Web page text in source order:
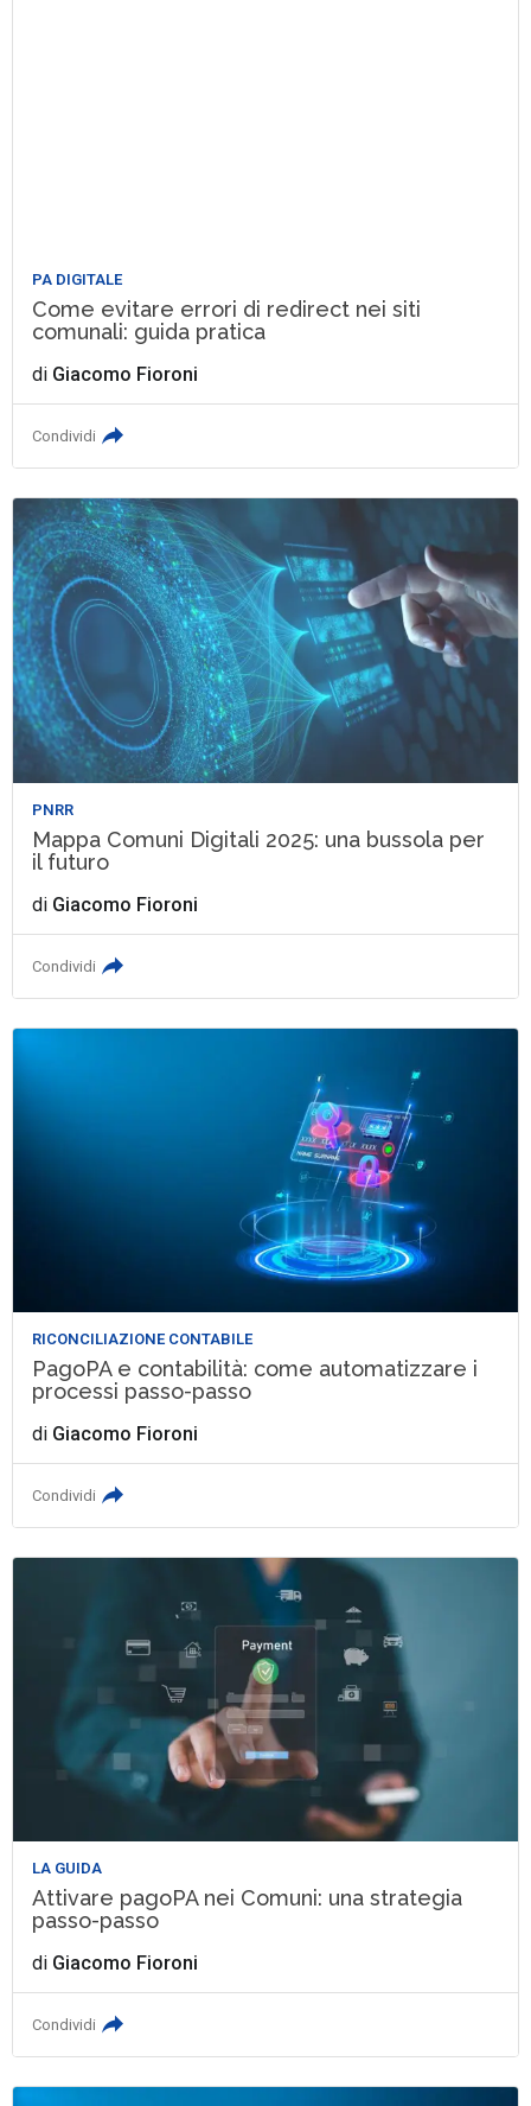
PA DIGITALE
Come evitare errori di redirect nei siti
comunali: guida pratica
di Giacomo Fioroni
Condividi
PNRR
Mappa Comuni Digitali 2025: una bussola per
il futuro
di Giacomo Fioroni
Condividi
RICONCILIAZIONE CONTABILE
PagoPA e contabilità: come automatizzare i
processi passo-passo
di Giacomo Fioroni
Condividi
LA GUIDA
Attivare pagoPA nei Comuni: una strategia
passo-passo
di Giacomo Fioroni
Condividi